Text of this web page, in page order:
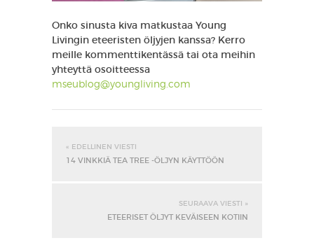
Onko sinusta kiva matkustaa Young
Livingin eteeristen öljyjen kanssa? Kerro
meille kommenttikentässä tai ota meihin
yhteyttä osoitteessa
mseublog@youngliving.com
« EDELLINEN VIESTI
14 VINKKIÄ TEA TREE -ÖLJYN KÄYTTÖÖN
SEURAAVA VIESTI »
ETEERISET ÖLJYT KEVÄISEEN KOTIIN